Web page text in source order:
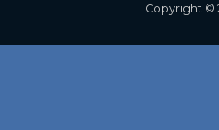
Copyright ©